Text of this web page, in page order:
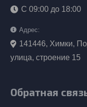
С 09:00 до 18:00
Адрес:
141446, Химки,
улица, строение 15
Обратная